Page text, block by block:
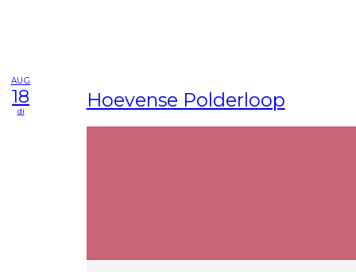
AUG
18
di Hoevense Polderloop